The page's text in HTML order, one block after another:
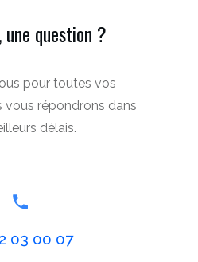
question ?
pour toutes vos
vous répondrons dans
délais.
03 00 07